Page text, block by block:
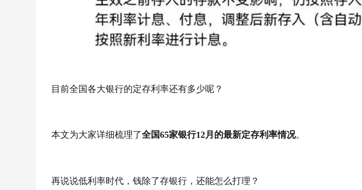
目前全国各大银行的定存利率还有多少呢？
本文为大家详细梳理了全国65家银行12月的最新定存利率情况。
再说说低利率时代，钱除了存银行，还能怎么打理？